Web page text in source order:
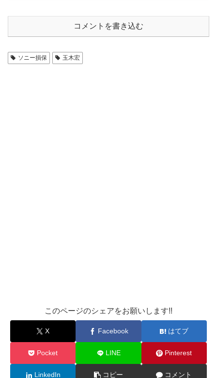
コメントを書き込む
ソニー損保 玉木宏
このページのシェアをお願いします!!
X Facebook はてブ
Pocket LINE Pinterest
LinkedIn コピー コメント